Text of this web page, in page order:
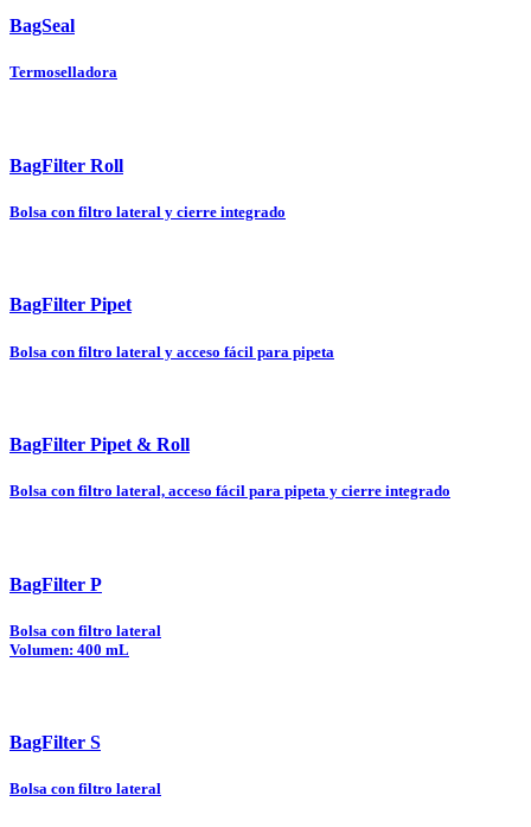
BagSeal
Termoselladora
BagFilter Roll
Bolsa con filtro lateral y cierre integrado
BagFilter Pipet
Bolsa con filtro lateral y acceso fácil para pipeta
BagFilter Pipet & Roll
Bolsa con filtro lateral, acceso fácil para pipeta y cierre integrado
BagFilter P
Bolsa con filtro lateral
Volumen: 400 mL
BagFilter S
Bolsa con filtro lateral